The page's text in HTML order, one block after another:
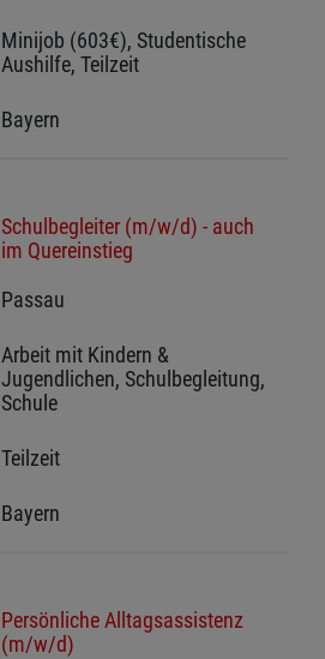
Minijob (603€), Studentische
Aushilfe, Teilzeit
Bayern
Schulbegleiter (m/w/d) - auch
im Quereinstieg
Passau
Arbeit mit Kindern &
Jugendlichen, Schulbegleitung,
Schule
Teilzeit
Bayern
Persönliche Alltagsassistenz
(m/w/d)